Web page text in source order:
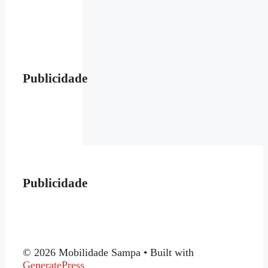
Publicidade
Publicidade
© 2026 Mobilidade Sampa • Built with
GeneratePress